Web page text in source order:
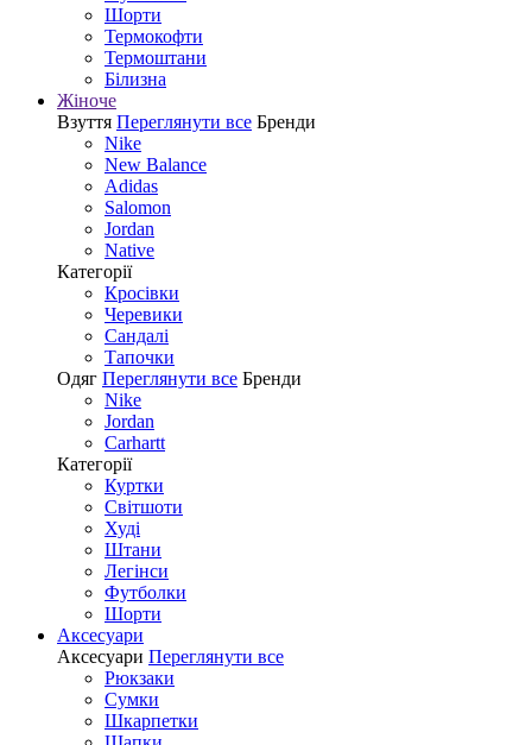
Шорти
Термокофти
Термоштани
Білизна
Жіноче
Взуття Переглянути все Бренди
Nike
New Balance
Adidas
Salomon
Jordan
Native
Категорії
Кросівки
Черевики
Сандалі
Tапочки
Одяг Переглянути все Бренди
Nike
Jordan
Carhartt
Категорії
Куртки
Світшоти
Худі
Штани
Легінси
Футболки
Шорти
Аксесуари
Аксесуари Переглянути все
Рюкзаки
Сумки
Шкарпетки